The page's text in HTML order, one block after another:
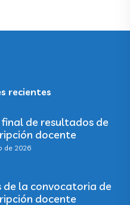
recientes
de resultados de
docente
de 2026
de la convocatoria de
docente